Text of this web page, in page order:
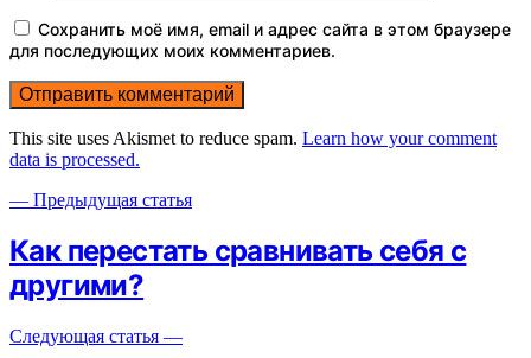
Сохранить моё имя, email и адрес сайта в этом браузере
для последующих моих комментариев.
This site uses Akismet to reduce spam. Learn how your comment
data is processed.
— Предыдущая статья
Как перестать сравнивать себя с
другими?
Следующая статья —